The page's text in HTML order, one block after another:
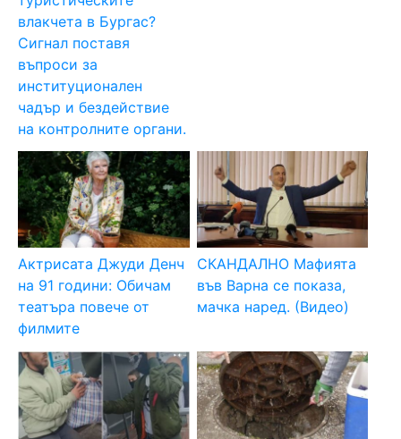
влакчета в Бургас?
Сигнал поставя
въпроси за
институционален
чадър и бездействие
на контролните органи.
Актрисата Джуди Денч
на 91 години: Обичам
театъра повече от
филмите
СКАНДАЛНО Мафията
във Варна се показа,
мачка наред. (Видео)